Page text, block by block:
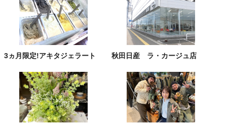
3ヵ月限定!アキタジェラート 秋田日産 ラ・カージュ店